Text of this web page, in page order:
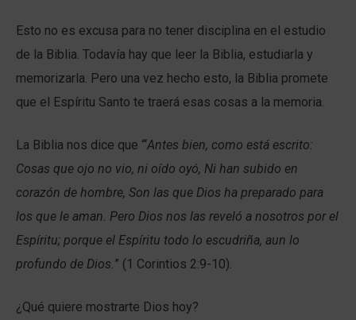
Esto no es excusa para no tener disciplina en el estudio
de la Biblia. Todavía hay que leer la Biblia, estudiarla y
memorizarla. Pero una vez hecho esto, la Biblia promete
que el Espíritu Santo te traerá esas cosas a la memoria.
La Biblia nos dice que “‘Antes bien, como está escrito:
Cosas que ojo no vio, ni oído oyó, Ni han subido en
corazón de hombre, Son las que Dios ha preparado para
los que le aman. Pero Dios nos las reveló a nosotros por el
Espíritu; porque el Espíritu todo lo escudriña, aun lo
profundo de Dios.” (1 Corintios 2:9-10).
¿Qué quiere mostrarte Dios hoy?